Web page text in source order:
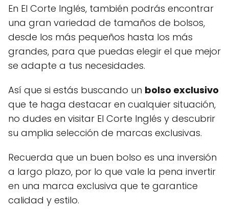
En El Corte Inglés, también podrás encontrar
una gran variedad de tamaños de bolsos,
desde los más pequeños hasta los más
grandes, para que puedas elegir el que mejor
se adapte a tus necesidades.
Así que si estás buscando un bolso exclusivo
que te haga destacar en cualquier situación,
no dudes en visitar El Corte Inglés y descubrir
su amplia selección de marcas exclusivas.
Recuerda que un buen bolso es una inversión
a largo plazo, por lo que vale la pena invertir
en una marca exclusiva que te garantice
calidad y estilo.